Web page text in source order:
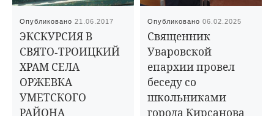
Опубликовано21.06.2017
ЭКСКУРСИЯ В
СВЯТО-ТРОИЦКИЙ
ХРАМ СЕЛА
ОРЖЕВКА
УМЕТСКОГО
РАЙОНА
Опубликовано06.02.2025
Священник
Уваровской
епархии провел
беседу со
школьниками
города Кирсанова